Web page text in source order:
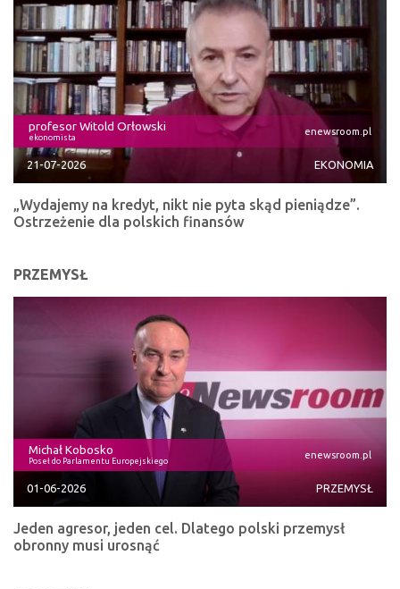
profesor Witold Orłowski
ekonomista
enewsroom.pl
21-07-2026 EKONOMIA
„Wydajemy na kredyt, nikt nie pyta skąd pieniądze”.
Ostrzeżenie dla polskich finansów
PRZEMYSŁ
Michał Kobosko
Poseł do Parlamentu Europejskiego
enewsroom.pl
01-06-2026 PRZEMYSŁ
Jeden agresor, jeden cel. Dlatego polski przemysł
obronny musi urosnąć